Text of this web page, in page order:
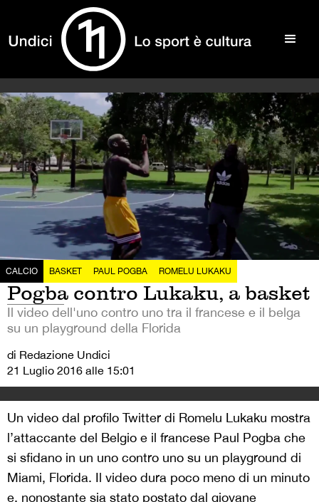
CALCIO BASKET PAUL POGBA ROMELU LUKAKU
Pogba contro Lukaku, a basket
Il video dell'uno contro uno tra il francese e il belga
su un playground della Florida
di Redazione Undici
21 Luglio 2016 alle 15:01
Un video dal profilo Twitter di Romelu Lukaku mostra
l’attaccante del Belgio e il francese Paul Pogba che
si sfidano in un uno contro uno su un playground di
Miami, Florida. Il video dura poco meno di un minuto
e, nonostante sia stato postato dal giovane